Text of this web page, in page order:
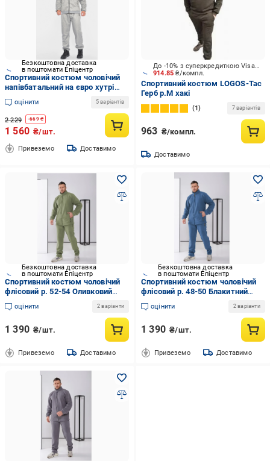
Безкоштовна доставка
в поштомати Епіцентр
Спортивний костюм чоловічий
напівбатальний на євро хутрі
2XL Сірий (192627)
оцінити 5 варіантів
2 229 -669₴
1 560 ₴/шт.
Привеземо Доставимо
914.85₴/компл.
До -10% з суперкредиткою Visa Вигода
Спортивний костюм LOGOS-Tac
Герб р.M хакі
1 7 варіантів
963 ₴/компл.
Доставимо
Безкоштовна доставка
в поштомати Епіцентр
Спортивний костюм чоловічий
флісовий р. 52-54 Оливковий
(515-ол52/54)
оцінити 2 варіанти
1 390 ₴/шт.
Привеземо Доставимо
Безкоштовна доставка
в поштомати Епіцентр
Спортивний костюм чоловічий
флісовий р. 48-50 Блакитний
(515-блк48/50)
оцінити 2 варіанти
1 390 ₴/шт.
Привеземо Доставимо